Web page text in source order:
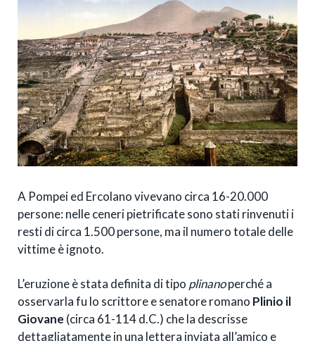
A Pompei ed Ercolano vivevano circa 16-20.000
persone: nelle ceneri pietrificate sono stati rinvenuti i
resti di circa 1.500 persone, ma il numero totale delle
vittime è ignoto.
L’eruzione è stata definita di tipo plinanoperché a
osservarla fu lo scrittore e senatore romano Plinio il
Giovane (circa 61-114 d.C.) che la descrisse
dettagliatamente in una lettera inviata all’amico e